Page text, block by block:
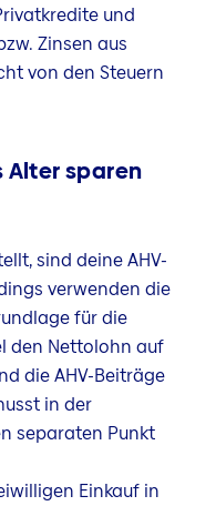
und
Zinsen aus
von den Steuern
Alter sparen
sind deine AHV-
verwenden die
für die
den Nettolohn auf
die AHV-Beiträge
in der
separaten Punkt
Einkauf in